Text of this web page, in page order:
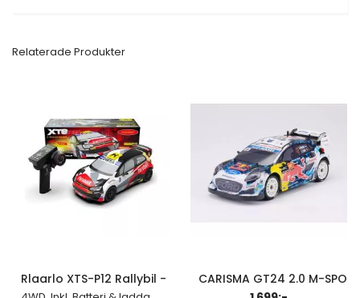
Relaterade Produkter
Rlaarlo XTS-P12 Rallybil - 50 km/h, 36cmCARISMA GT24 2.0 M-